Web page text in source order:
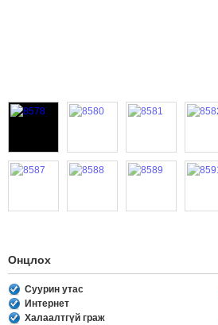
Онцлох
Суурин утас
Интернет
Халаалтгүй граж